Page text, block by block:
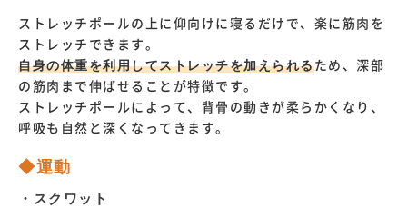
ストレッチポールの上に仰向けに寝るだけで、楽に筋肉を
ストレッチできます。
自身の体重を利用してストレッチを加えられるため、深部
の筋肉まで伸ばせることが特徴です。
ストレッチポールによって、背骨の動きが柔らかくなり、
呼吸も自然と深くなってきます。
◆運動
・スクワット